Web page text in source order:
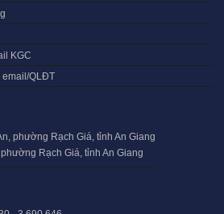
KGC
email/QLĐT
phường Rạch Giá, tỉnh An Giang
Rạch Giá, tỉnh An Giang